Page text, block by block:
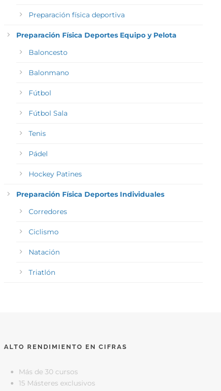
Preparación física deportiva
Preparación Física Deportes Equipo y Pelota
Baloncesto
Balonmano
Fútbol
Fútbol Sala
Tenis
Pádel
Hockey Patines
Preparación Física Deportes Individuales
Corredores
Ciclismo
Natación
Triatlón
ALTO RENDIMIENTO EN CIFRAS
Más de 30 cursos
15 Másteres exclusivos